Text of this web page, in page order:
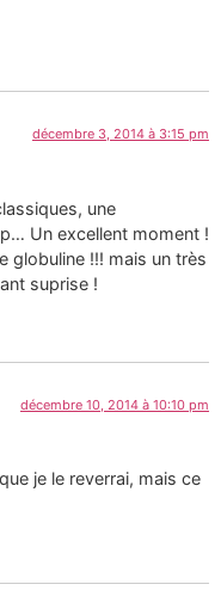
décembre 3, 2014 à 3:15 pm
une
Un excellent moment !
globuline !!! mais un très
suprise !
décembre 10, 2014 à 10:10 pm
je le reverrai, mais ce